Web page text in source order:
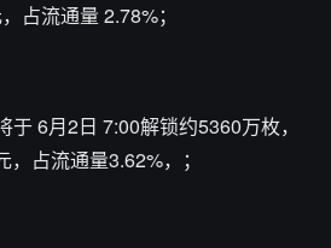
占流通量 2.78%；
于 6月2日 7:00解锁约5360万枚，
占流通量3.62%，；